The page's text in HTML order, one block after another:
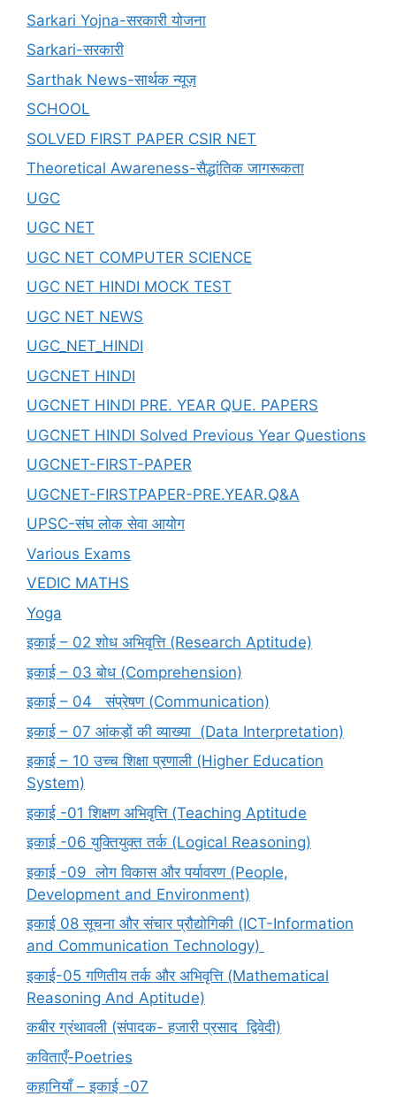
Sarkari Yojna-सरकारी योजना
Sarkari-सरकारी
Sarthak News-सार्थक न्यूज़
SCHOOL
SOLVED FIRST PAPER CSIR NET
Theoretical Awareness-सैद्धांतिक जागरूकता
UGC
UGC NET
UGC NET COMPUTER SCIENCE
UGC NET HINDI MOCK TEST
UGC NET NEWS
UGC_NET_HINDI
UGCNET HINDI
UGCNET HINDI PRE. YEAR QUE. PAPERS
UGCNET HINDI Solved Previous Year Questions
UGCNET-FIRST-PAPER
UGCNET-FIRSTPAPER-PRE.YEAR.Q&A
UPSC-संघ लोक सेवा आयोग
Various Exams
VEDIC MATHS
Yoga
इकाई – 02 शोध अभिवृत्ति (Research Aptitude)
इकाई – 03 बोध (Comprehension)
इकाई – 04 संप्रेषण (Communication)
इकाई – 07 आंकड़ों की व्याख्या (Data Interpretation)
इकाई – 10 उच्च शिक्षा प्रणाली (Higher Education
System)
इकाई -01 शिक्षण अभिवृत्ति (Teaching Aptitude
इकाई -06 युक्तियुक्त तर्क (Logical Reasoning)
इकाई -09 लोग विकास और पर्यावरण (People,
Development and Environment)
इकाई 08 सूचना और संचार प्रौद्योगिकी (ICT-Information
and Communication Technology)
इकाई-05 गणितीय तर्क और अभिवृत्ति (Mathematical
Reasoning And Aptitude)
कबीर ग्रंथावली (संपादक- हजारी प्रसाद द्विवेदी)
कविताएँ-Poetries
कहानियाँ – इकाई -07